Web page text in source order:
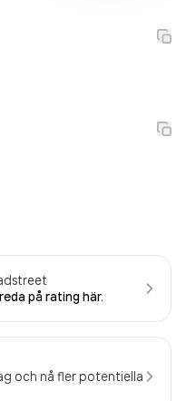
på rating här.
och nå fler potentiella